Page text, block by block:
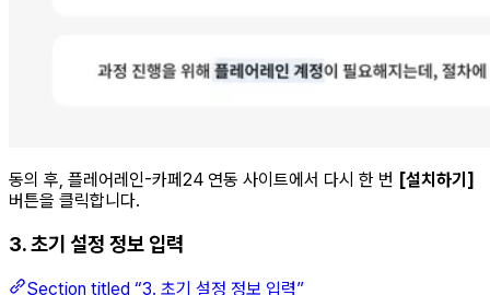
동의 후, 플레어레인-카페24 연동 사이트에서 다시 한 번 [설치하기]
버튼을 클릭합니다.
3. 초기 설정 정보 입력
Section titled “3. 초기 설정 정보 입력”